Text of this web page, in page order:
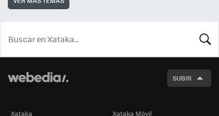
SUBIR
Xataka Xataka Móvil